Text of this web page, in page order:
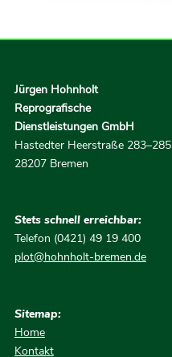
Jürgen Hohnholt
Reprografische
Dienstleistungen GmbH
Hastedter Heerstraße 283–285
28207 Bremen
Stets schnell erreichbar:
Telefon (0421) 49 19 400
plot@hohnholt-bremen.de
Sitemap:
Home
Kontakt